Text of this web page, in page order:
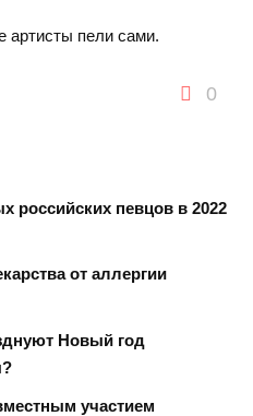
артисты пели сами.
0
российских певцов в 2022
от аллергии
Новый год
участием